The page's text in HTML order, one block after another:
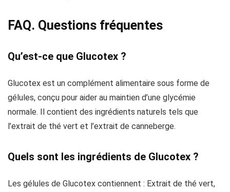
FAQ. Questions fréquentes
Qu’est-ce que Glucotex ?
Glucotex est un complément alimentaire sous forme de
gélules, conçu pour aider au maintien d’une glycémie
normale. Il contient des ingrédients naturels tels que
l’extrait de thé vert et l’extrait de canneberge.
Quels sont les ingrédients de Glucotex ?
Les gélules de Glucotex contiennent : Extrait de thé vert,